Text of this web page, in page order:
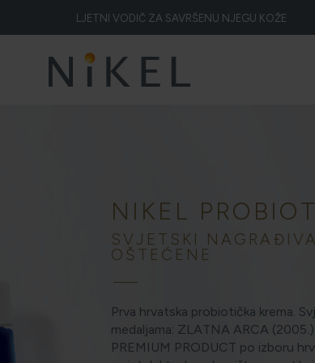
LJETNI VODIČ ZA SAVRŠENU NJEGU KOŽE
Koje su to ljekovitosti smilja i kako smilje djeluje na lice i prve
ŽELITE LI BLISTAVU KOŽU PODARITE JOJ SMILJE
MORE, SUNCE I KLIMA: KAKO OBNOVITI KOŽU NAKON DANA
ŠTO JE CELULIT? KAKO SE RIJEŠITI CELULITA?
NIKEL
SVJETSKI
OŠTEĆENE
Prva hrvatska probiotička krema.
medaljama: ZLATNA ARCA
PREMIUM PRODUCT po izboru